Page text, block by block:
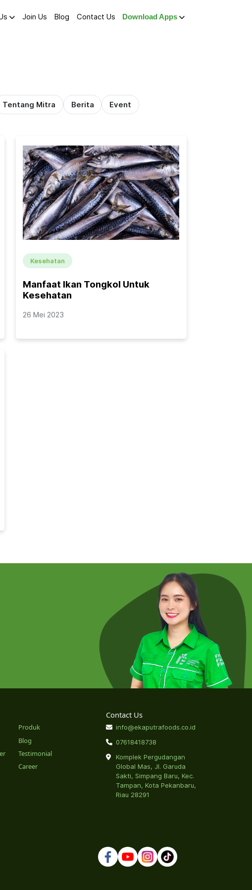
Join Us Blog Contact Us Download Apps
Tentang Mitra Berita Event
Kesehatan
Manfaat Ikan Tongkol Untuk
Kesehatan
26 Mei 2023
Produk
Blog
Testimonial
Career
Contact Us
info@ekaputrafoods.co.id
07618418738
Komplek Pergudangan
Global Mas, Jl. Garuda
Sakti, Simpang Baru, Kec.
Tampan, Kota Pekanbaru,
Riau 28291